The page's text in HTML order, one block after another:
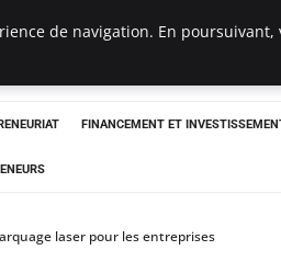
FINANCEMENT ET
laser pour les entreprises
de navigation. En